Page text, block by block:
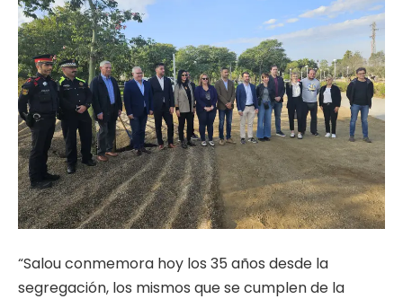
“Salou conmemora hoy los 35 años desde la
segregación, los mismos que se cumplen de la